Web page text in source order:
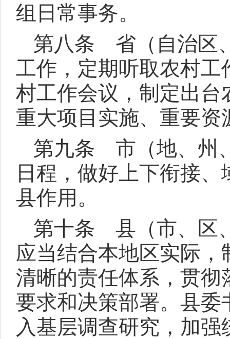
组日常事务。
第八条 省（自治区
工作，定期听取农村
村工作会议，制定出
重大项目实施、重要资
第九条 市（地、州
日程，做好上下衔接
县作用。
第十条 县（市、区
应当结合本地区实际
清晰的责任体系，贯
要求和决策部署。县
入基层调查研究，加